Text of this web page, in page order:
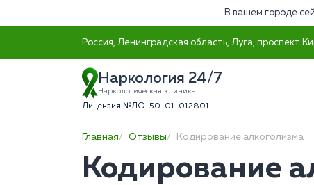
В вашем городе
Россия, Ленинградская область, Луга, проспект
Наркология 24/7
Наркологическая клиника
Лицензия №ЛО-50-01-012801
Главная Отзывы Кодирование алкоголизма
Кодирование